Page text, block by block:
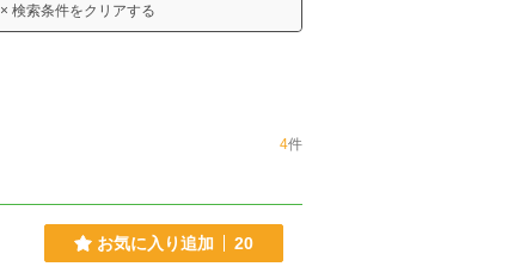
× 検索条件をクリアする
4件
お気に入り追加 20